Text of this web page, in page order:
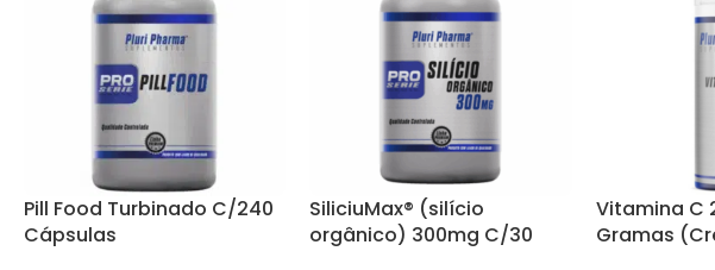
Pill Food Turbinado C/240
Cápsulas
SiliciuMax® (silício
orgânico) 300mg C/30
Vitamina C
Gramas